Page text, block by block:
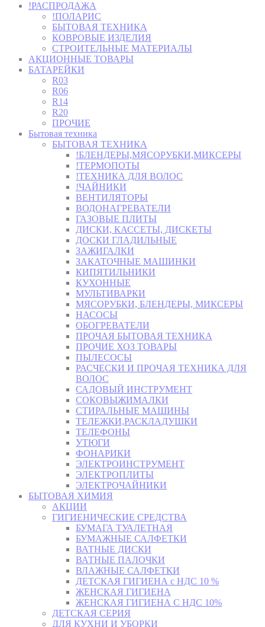
!РАСПРОДАЖА
!ПОЛАРИС
БЫТОВАЯ ТЕХНИКА
КОВРОВЫЕ ИЗДЕЛИЯ
СТРОИТЕЛЬНЫЕ МАТЕРИАЛЫ
АКЦИОННЫЕ ТОВАРЫ
БАТАРЕЙКИ
R03
R06
R14
R20
ПРОЧИЕ
Бытовая техника
БЫТОВАЯ ТЕХНИКА
!БЛЕНДЕРЫ,МЯСОРУБКИ,МИКСЕРЫ
!ТЕРМОПОТЫ
!ТЕХНИКА ДЛЯ ВОЛОС
!ЧАЙНИКИ
ВЕНТИЛЯТОРЫ
ВОДОНАГРЕВАТЕЛИ
ГАЗОВЫЕ ПЛИТЫ
ДИСКИ, КАССЕТЫ, ДИСКЕТЫ
ДОСКИ ГЛАДИЛЬНЫЕ
ЗАЖИГАЛКИ
ЗАКАТОЧНЫЕ МАШИНКИ
КИПЯТИЛЬНИКИ
КУХОННЫЕ
МУЛЬТИВАРКИ
МЯСОРУБКИ, БЛЕНДЕРЫ, МИКСЕРЫ
НАСОСЫ
ОБОГРЕВАТЕЛИ
ПРОЧАЯ БЫТОВАЯ ТЕХНИКА
ПРОЧИЕ ХОЗ ТОВАРЫ
ПЫЛЕСОСЫ
РАСЧЕСКИ И ПРОЧАЯ ТЕХНИКА ДЛЯ
ВОЛОС
САДОВЫЙ ИНСТРУМЕНТ
СОКОВЫЖИМАЛКИ
СТИРАЛЬНЫЕ МАШИНЫ
ТЕЛЕЖКИ,РАСКЛАДУШКИ
ТЕЛЕФОНЫ
УТЮГИ
ФОНАРИКИ
ЭЛЕКТРОИНСТРУМЕНТ
ЭЛЕКТРОПЛИТЫ
ЭЛЕКТРОЧАЙНИКИ
БЫТОВАЯ ХИМИЯ
АКЦИИ
ГИГИЕНИЧЕСКИЕ СРЕДСТВА
БУМАГА ТУАЛЕТНАЯ
БУМАЖНЫЕ САЛФЕТКИ
ВАТНЫЕ ДИСКИ
ВАТНЫЕ ПАЛОЧКИ
ВЛАЖНЫЕ САЛФЕТКИ
ДЕТСКАЯ ГИГИЕНА с НДС 10 %
ЖЕНСКАЯ ГИГИЕНА
ЖЕНСКАЯ ГИГИЕНА С НДС 10%
ДЕТСКАЯ СЕРИЯ
ДЛЯ КУХНИ И УБОРКИ